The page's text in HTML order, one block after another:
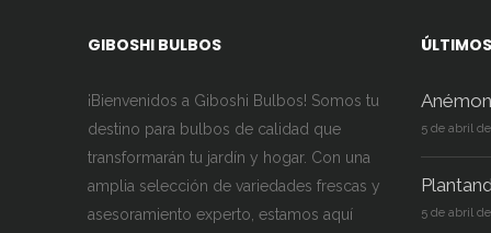
GIBOSHI BULBOS
¡Bienvenidos a Giboshi Bulbos! Somos tu
destino para bulbos de calidad que
transformarán tu jardín y hogar. Con una
amplia selección de variedades frescas y
asesoramiento experto, estamos aquí
5 de abril
5 de abril